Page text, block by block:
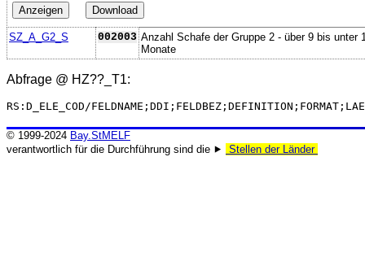
SZ_A_G2_S 002003 Anzahl Schafe der Gruppe 2 - über 9 bis unter
Monate
Abfrage @ HZ??_T1:
RS:D_ELE_COD/
© 1999-2024 Bay.StMELF
verantwortlich für die Durchführung sind die ⯈
Stellen der Länder